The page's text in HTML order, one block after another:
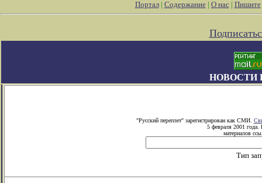
Портал| Содержание| О нас| Пишите
НОВОСТИ
"Русский переплет" зарегистрирован как СМИ.
5 февраля 2001 года.
материалов
Тип